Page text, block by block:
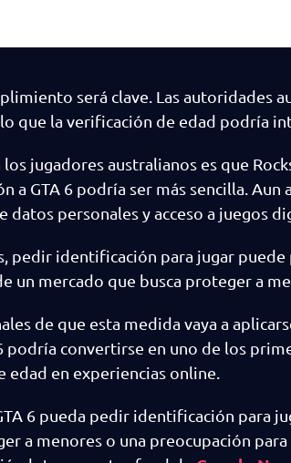
será clave. Las autoridades
que la verificación de edad podría
jugadores australianos es que
a GTA 6 podría ser más sencilla.
datos personales y acceso a juegos
pedir identificación para jugar
un mercado que busca proteger a
de que esta medida vaya a
podría convertirse en uno de los
edad en experiencias online.
6 pueda pedir identificación para
a menores o una preocupación